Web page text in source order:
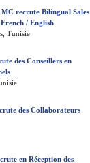
recrute Bilingual Sales
/ English
Tunisie
des Conseillers en
des Collaborateurs
en Réception des